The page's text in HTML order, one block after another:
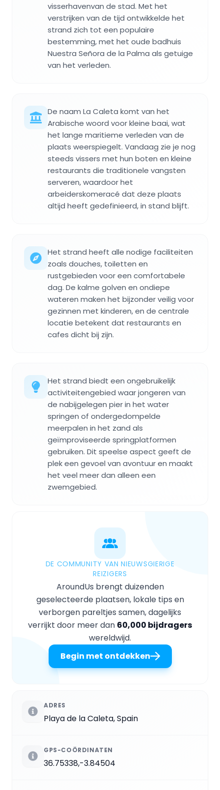
visserhavenvan de stad. Met het
verstrijken van de tijd ontwikkelde het
strand zich tot een populaire
bestemming, met het oude badhuis
Nuestra Señora de la Palma als getuige
van het verleden.
De naam La Caleta komt van het
Arabische woord voor kleine baai, wat
het lange maritieme verleden van de
plaats weerspiegelt. Vandaag zie je nog
steeds vissers met hun boten en kleine
restaurants die traditionele vangsten
serveren, waardoor het
arbeiderskomeracé dat deze plaats
altijd heeft gedefinieerd, in stand blijft.
Het strand heeft alle nodige faciliteiten
zoals douches, toiletten en
rustgebieden voor een comfortabele
dag. De kalme golven en ondiepe
wateren maken het bijzonder veilig voor
gezinnen met kinderen, en de centrale
locatie betekent dat restaurants en
cafes dicht bij zijn.
Het strand biedt een ongebruikelijk
activiteitengebied waar jongeren van
de nabijgelegen pier in het water
springen of ondergedompelde
meerpalen in het zand als
geïmproviseerde springplatformen
gebruiken. Dit speelse aspect geeft de
plek een gevoel van avontuur en maakt
het veel meer dan alleen een
zwemgebied.
DE COMMUNITY VAN NIEUWSGIERIGE
REIZIGERS
AroundUs brengt duizenden
geselecteerde plaatsen, lokale tips en
verborgen pareltjes samen, dagelijks
verrijkt door meer dan 60,000 bijdragers
wereldwijd.
Begin met ontdekken
ADRES
Playa de la Caleta, Spain
GPS-COÖRDINATEN
36.75338,-3.84504